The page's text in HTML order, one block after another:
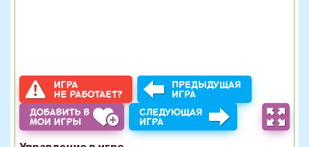
ИГРА
НЕ РАБОТАЕТ?
ПРЕДЫДУЩАЯ
ИГРА
ДОБАВИТЬ В
МОИ ИГРЫ
СЛЕДУЮЩАЯ
ИГРА